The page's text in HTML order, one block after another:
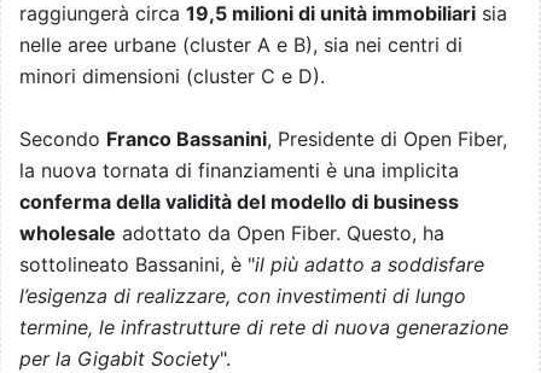
raggiungerà circa 19,5 milioni di unità immobiliari sia
nelle aree urbane (cluster A e B), sia nei centri di
minori dimensioni (cluster C e D).
Secondo Franco Bassanini, Presidente di Open Fiber,
la nuova tornata di finanziamenti è una implicita
conferma della validità del modello di business
wholesale adottato da Open Fiber. Questo, ha
sottolineato Bassanini, è "il più adatto a soddisfare
l’esigenza di realizzare, con investimenti di lungo
termine, le infrastrutture di rete di nuova generazione
per la Gigabit Society".